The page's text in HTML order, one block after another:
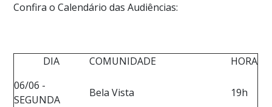
Confira o Calendário das Audiências:
DIA COMUNIDADE
HORA
06/06 -
SEGUNDA
Bela Vista 19h